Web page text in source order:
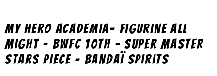
My Hero Academia- Figurine All
Might – BWFC 10Th – Super Master
Stars Piece – Bandaï Spirits